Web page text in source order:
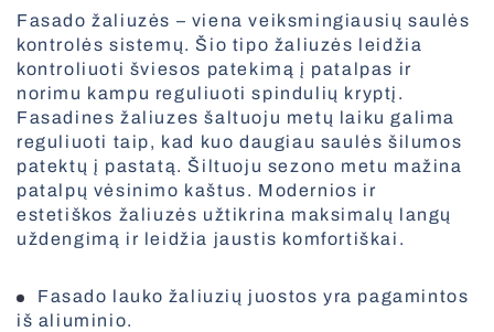
Fasado roletai
Skandinaviško stiliaus žaliuzės
Visi tinkleliai
Greitaeigiai vartai
Fasado žaliuzės – viena veiksmingiausių saulės
kontrolės sistemų. Šio tipo žaliuzės leidžia
kontroliuoti šviesos patekimą į patalpas ir
norimu kampu reguliuoti spindulių kryptį.
Fasadines žaliuzes šaltuoju metų laiku galima
reguliuoti taip, kad kuo daugiau saulės šilumos
patektų į pastatą. Šiltuoju sezono metu mažina
patalpų vėsinimo kaštus. Modernios ir
estetiškos žaliuzės užtikrina maksimalų langų
uždengimą ir leidžia jaustis komfortiškai.
Fasado lauko žaliuzių juostos yra pagamintos
iš aliuminio.